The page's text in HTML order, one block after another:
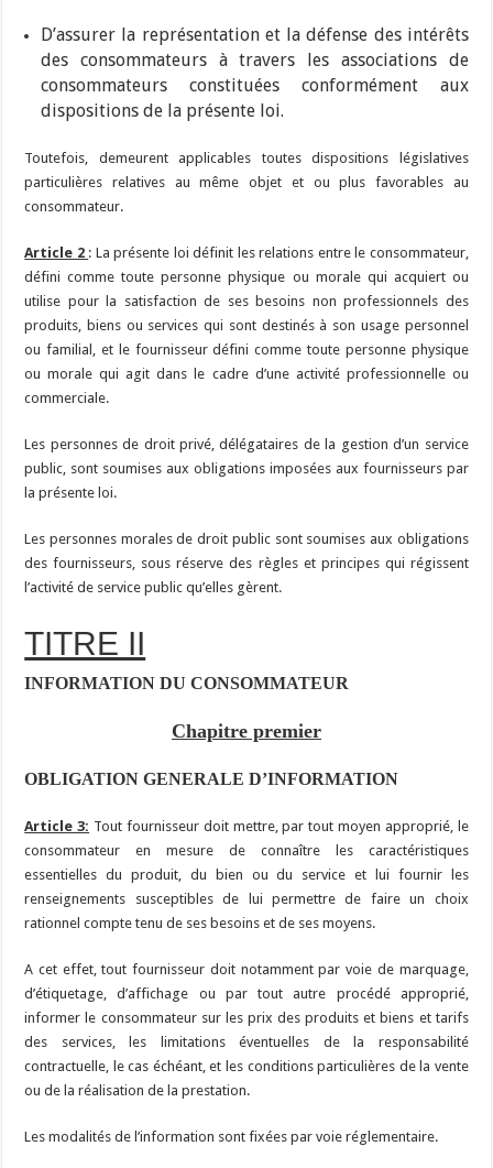
D’assurer la représentation et la défense des intérêts
des consommateurs à travers les associations de
consommateurs constituées conformément aux
dispositions de la présente loi.
Toutefois, demeurent applicables toutes dispositions législatives
particulières relatives au même objet et ou plus favorables au
consommateur.
Article 2 : La présente loi définit les relations entre le consommateur,
défini comme toute personne physique ou morale qui acquiert ou
utilise pour la satisfaction de ses besoins non professionnels des
produits, biens ou services qui sont destinés à son usage personnel
ou familial, et le fournisseur défini comme toute personne physique
ou morale qui agit dans le cadre d’une activité professionnelle ou
commerciale.
Les personnes de droit privé, délégataires de la gestion d’un service
public, sont soumises aux obligations imposées aux fournisseurs par
la présente loi.
Les personnes morales de droit public sont soumises aux obligations
des fournisseurs, sous réserve des règles et principes qui régissent
l’activité de service public qu’elles gèrent.
TITRE II
INFORMATION DU CONSOMMATEUR
Chapitre premier
OBLIGATION GENERALE D’INFORMATION
Article 3: Tout fournisseur doit mettre, par tout moyen approprié, le
consommateur en mesure de connaître les caractéristiques
essentielles du produit, du bien ou du service et lui fournir les
renseignements susceptibles de lui permettre de faire un choix
rationnel compte tenu de ses besoins et de ses moyens.
A cet effet, tout fournisseur doit notamment par voie de marquage,
d’étiquetage, d’affichage ou par tout autre procédé approprié,
informer le consommateur sur les prix des produits et biens et tarifs
des services, les limitations éventuelles de la responsabilité
contractuelle, le cas échéant, et les conditions particulières de la vente
ou de la réalisation de la prestation.
Les modalités de l’information sont fixées par voie réglementaire.